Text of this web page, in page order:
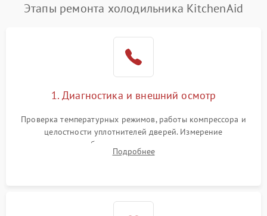
Поломка системы No Frost 2600 ₽ Подробнее →
работе
2000 ₽ Подробнее →
1000 ₽
1800 ₽
Этапы ремонта холодильника KitchenAid
1. Диагностика и внешний осмотр
Проверка температурных режимов, работы компрессора и
целостности уплотнителей дверей. Измерение
сопротивления обмоток мотора, проверка термостата и
считывание кодов ошибок с электронного дисплея.
Подробнее